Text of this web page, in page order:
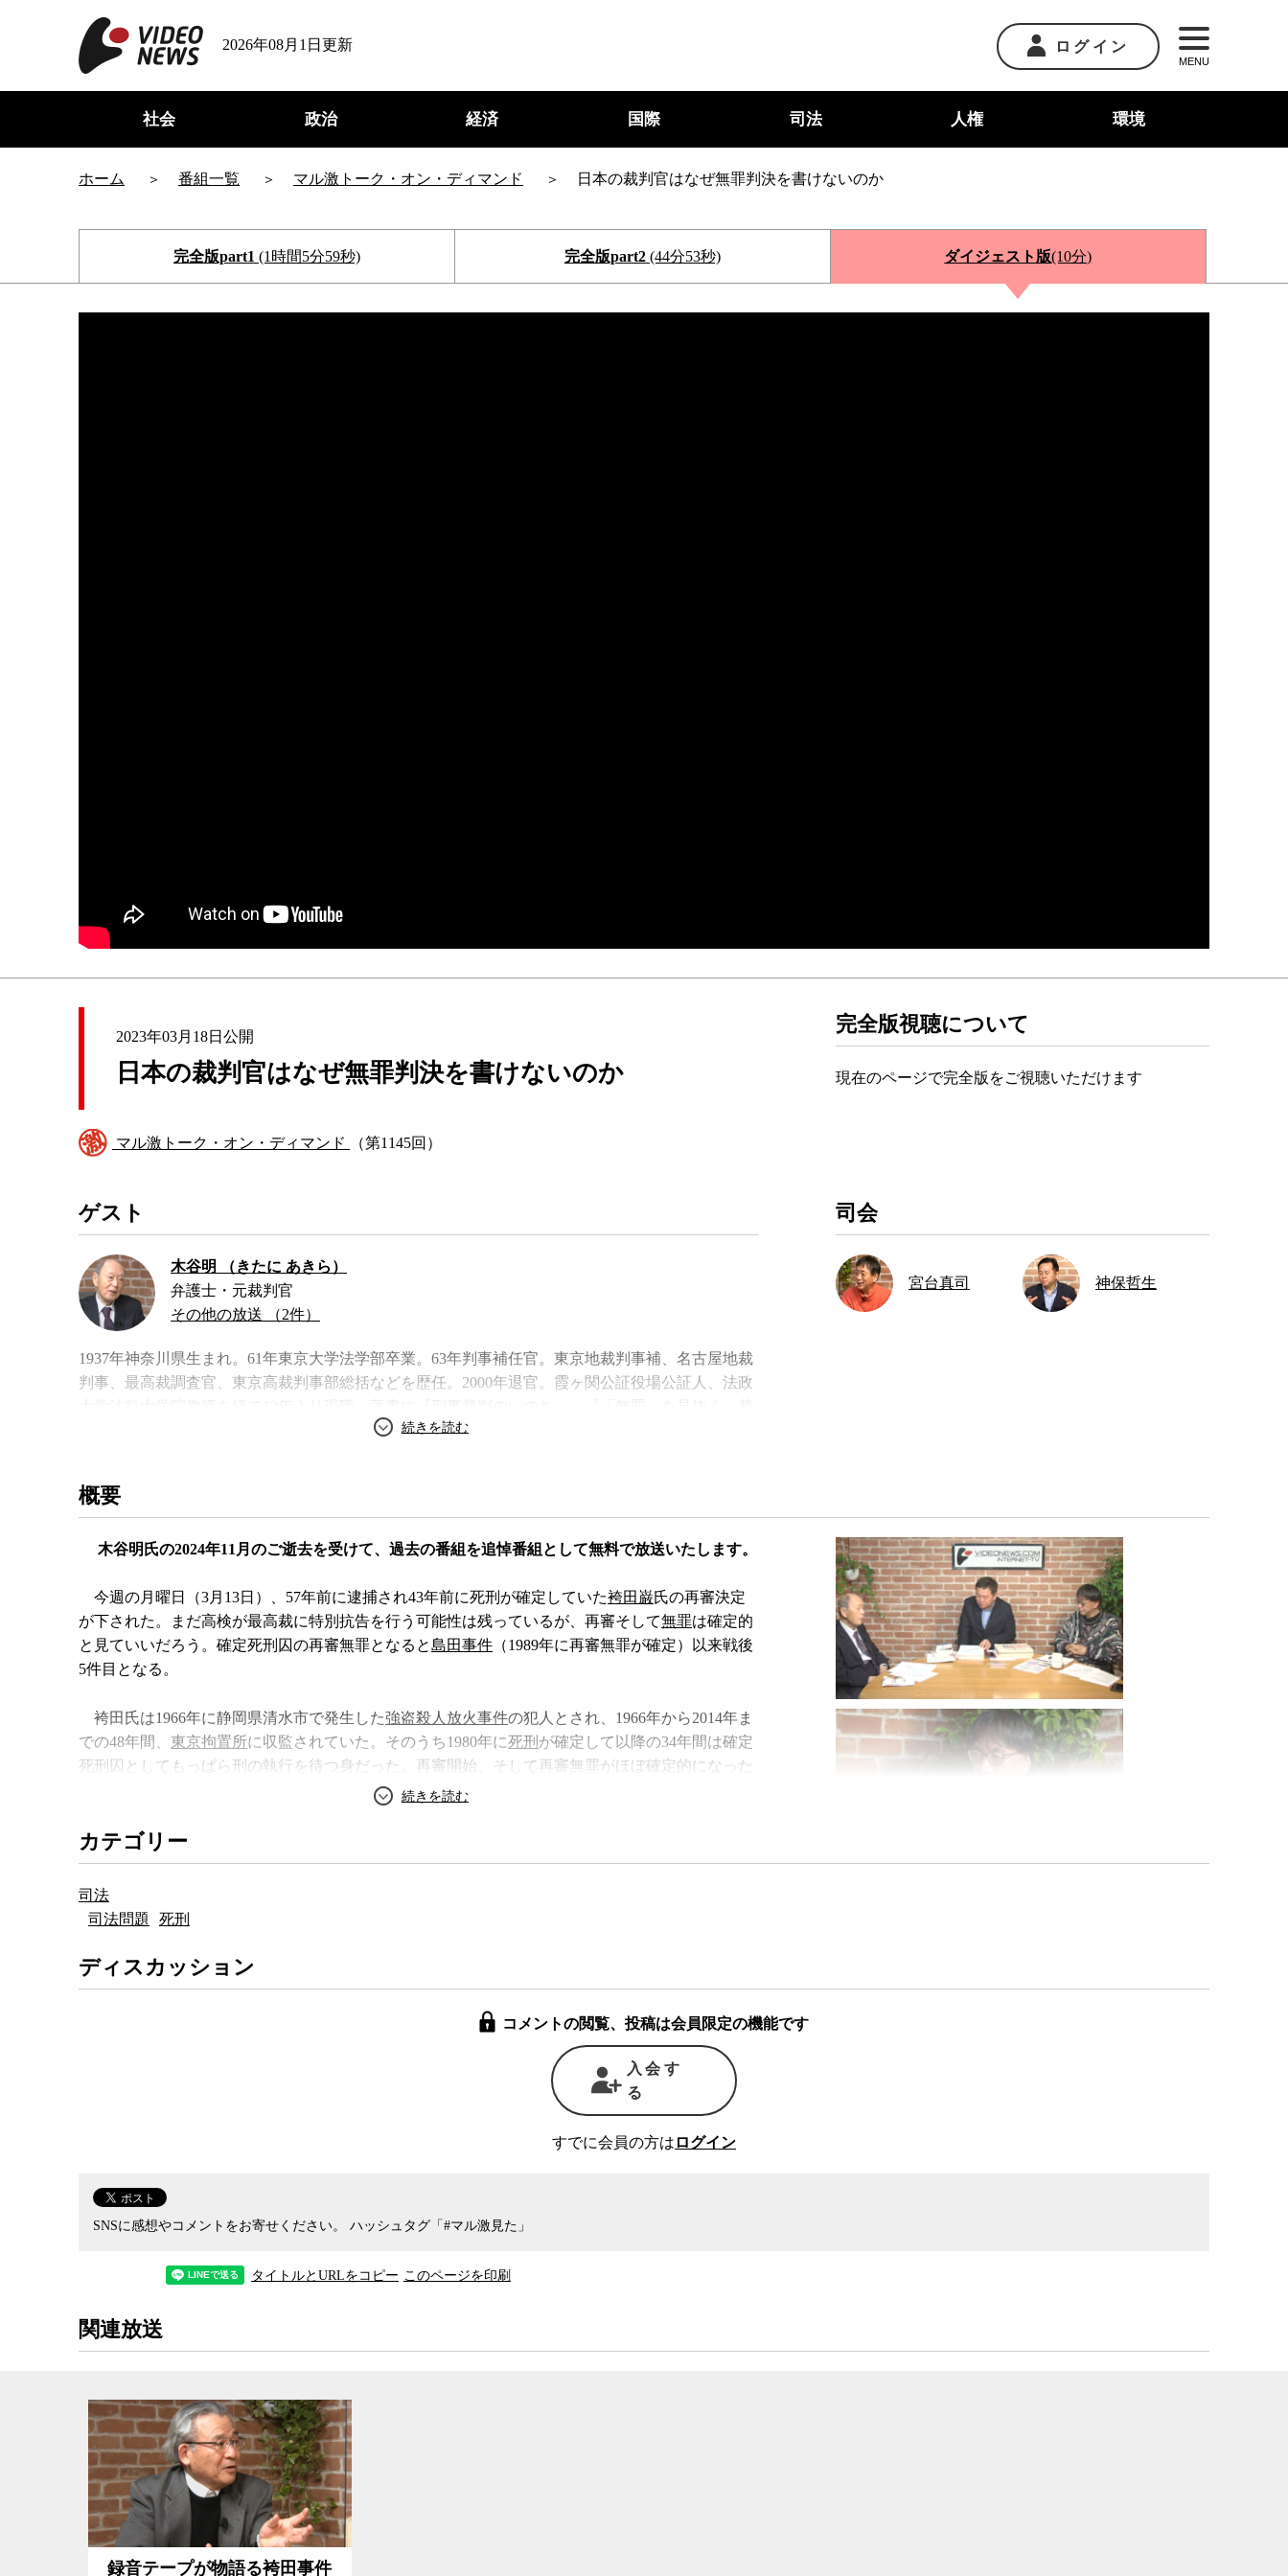
2026年08月1日更新 ログイン
MENU
社会 政治 経済 国際 司法 人権 環境
ホーム 番組一覧 マル激トーク・オン・ディマンド 日本の裁判官はなぜ無罪判決を書けないのか
完全版part1 (1時間5分59秒) 完全版part2 (44分53秒) ダイジェスト版(10分)
2023年03月18日公開
日本の裁判官はなぜ無罪判決を書けないのか
マル激トーク・オン・ディマンド （第1145回）
完全版視聴について
現在のページで完全版をご視聴いただけます
ゲスト
木谷明 （きたに あきら）
弁護士・元裁判官
その他の放送 （2件）
1937年神奈川県生まれ。61年東京大学法学部卒業。63年判事補任官。東京地裁判事補、名古屋地裁
判事、最高裁調査官、東京高裁判事部総括などを歴任。2000年退官。霞ヶ関公証役場公証人、法政
谷明の生き方
司会
宮台真司 神保哲生
概要
木谷明氏の2024年11月のご逝去を受けて、過去の番組を追悼番組として無料で放送いたします。
今週の月曜日（3月13日）、57年前に逮捕され43年前に死刑が確定していた袴田巌氏の再審決定
が下された。まだ高検が最高裁に特別抗告を行う可能性は残っているが、再審そして無罪は確定的
と見ていいだろう。確定死刑囚の再審無罪となると島田事件 （1989年に再審無罪が確定）以来戦後
5件目となる。
袴田氏は1966年に静岡県清水市で発生した強盗殺人放火事件の犯人とされ、1966年から2014年ま
での48年間、 東京拘置所に収監されていた。そのうち1980年に死刑が確定して以降の34年間は確定
死刑囚としてもっぱら刑の執行を待つ身だった。再審開始、そして再審無罪がほぼ確定的になった
とはいえ、1966年に30歳で逮捕された袴田さんにとって失われた時は取り戻せない。起きてはなら
この事件では他の冤罪事件と同様に、もっぱら被疑者の自白に頼った犯罪立証が行われた。捜査
段階では真夏の苛酷な環境の下、来る日も来る日も10時間を超える取り調べが行われ、当初否認し
ていた袴田氏は勾留19日目に自白に転じている。
ところが、取り調べ段階で一度は自白した袴田氏が公判段階で否認に転じたため、慌てた捜査当
局は袴田氏が働いていた味噌製造工場の味噌樽の中に血染めの洋服を隠し、事件から1年以上が経
はその洋服は捜査員が捏造した証拠である疑いが濃いとして、再審を決定してい
た。その事実関係が再審公判で認定されれば、有罪をでっち上げるために
した証拠が逆に墓穴
を掘る形となったわけだが、それにしても決定的とされた証拠が捏造だったことが認められるまで
検察
は来る日も来る日も長時間
事裁判でそのような
うのは、裁判所 がそれを有効な証拠として認めているからだ。逆に欧米諸国の
「拷問があった」と主張され、裁判所もそれを認めるため証拠として使えないからに他ならない。
を得ていたが他の裁判官の意見に抗えずに有罪判決に迎合してしまったことを悔やみ、謝罪してい
る。
で知られる木谷明弁護士は、日本の裁判官が無罪判決を出したがらない理由として、まず第一に無
罪判決を書くのが大変だからだと証言する。裁判というのは検察の犯罪立証に対して「合理的な疑
いを差し挟む余地」があれば無罪とするのが近代裁判の要諦だ。そのため裁判官が無罪判決を出す
ためには、検察の犯罪立証のどこに「合理的な疑いを差し挟む余地」があるかを明確に書かなけれ
ばならない。その論拠が甘ければ、仮に一審で無罪となっても、検察に控訴され、二審では確実に
逆転有罪となってしまう。有罪判決は容易だが無罪判決は裁判官の能力が試されるのだという。
カテゴリー
司法
司法問題
死刑
ディスカッション
コメントの閲覧、投稿は会員限定の機能です
入会す
る
すでに会員の方は ログイン
SNSに感想やコメントをお寄せください。 ハッシュタグ「#マル激見た」
タイトルとURLをコピー このページを印刷
関連放送
録音テープが物語る袴田事件